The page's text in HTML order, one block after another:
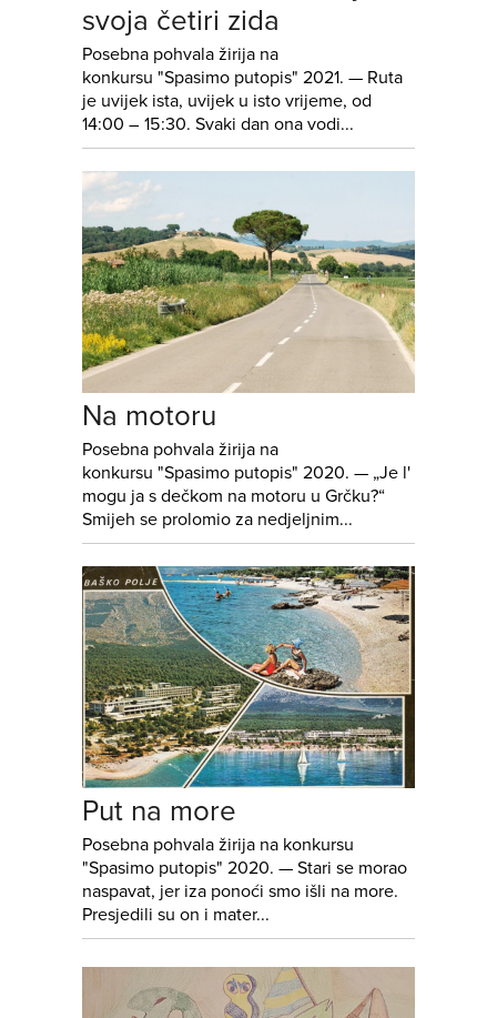
svoja četiri zida
Posebna pohvala žirija na
konkursu "Spasimo putopis" 2021. — Ruta
je uvijek ista, uvijek u isto vrijeme, od
14:00 – 15:30. Svaki dan ona vodi...
Na motoru
Posebna pohvala žirija na
konkursu "Spasimo putopis" 2020. ⁠— „Je l'
mogu ja s dečkom na motoru u Grčku?“
Smijeh se prolomio za nedjeljnim...
Put na more
Posebna pohvala žirija na konkursu
"Spasimo putopis" 2020. ⁠— Stari se morao
naspavat, jer iza ponoći smo išli na more.
Presjedili su on i mater...